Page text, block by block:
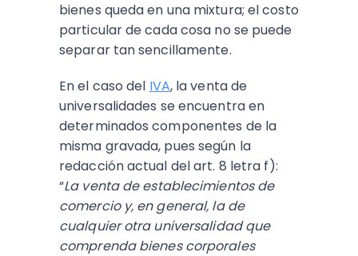
bienes queda en una mixtura; el costo
particular de cada cosa no se puede
separar tan sencillamente.
En el caso del IVA, la venta de
universalidades se encuentra en
determinados componentes de la
misma gravada, pues según la
redacción actual del art. 8 letra f):
“La venta de establecimientos de
comercio y, en general, la de
cualquier otra universalidad que
comprenda bienes corporales